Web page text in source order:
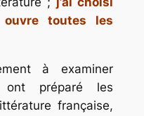
toutes les
à examiner
ont préparé les
française,